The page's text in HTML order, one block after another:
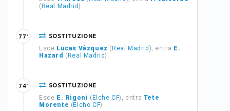
( Real Madrid)
SOSTITUZIONE
Esce Lucas Vázquez ( Real Madrid ), entra E.
Hazard ( Real Madrid)
77'
SOSTITUZIONE
Esce E. Rigoni ( Elche CF), entra Tete
Morente ( Elche CF)
74'